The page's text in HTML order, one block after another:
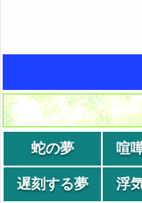
蛇の夢 喧
遅刻する夢 浮